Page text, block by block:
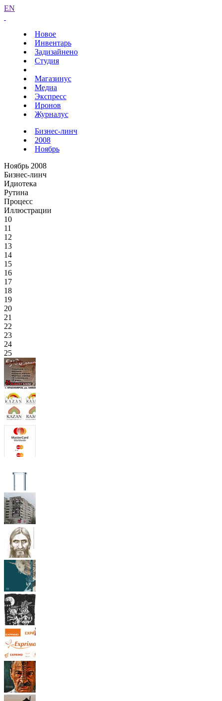
EN
Новое
Инвентарь
Задизайнено
Студия
Магазинус
Медиа
Экспресс
Иронов
Журналус
Бизнес-линч
2008
Ноябрь
Ноябрь 2008
Бизнес-линч
Идиотека
Рутина
Процесс
Иллюстрации
10
11
12
13
14
15
16
17
18
19
20
21
22
23
24
25